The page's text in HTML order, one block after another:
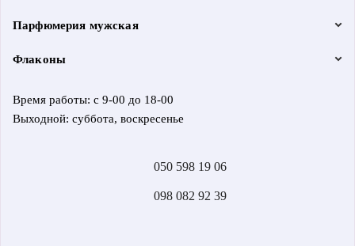
Парфюмерия мужская
Флаконы
Время работы: с 9-00 до 18-00
Выходной: суббота, воскресенье
050 598 19 06
098 082 92 39